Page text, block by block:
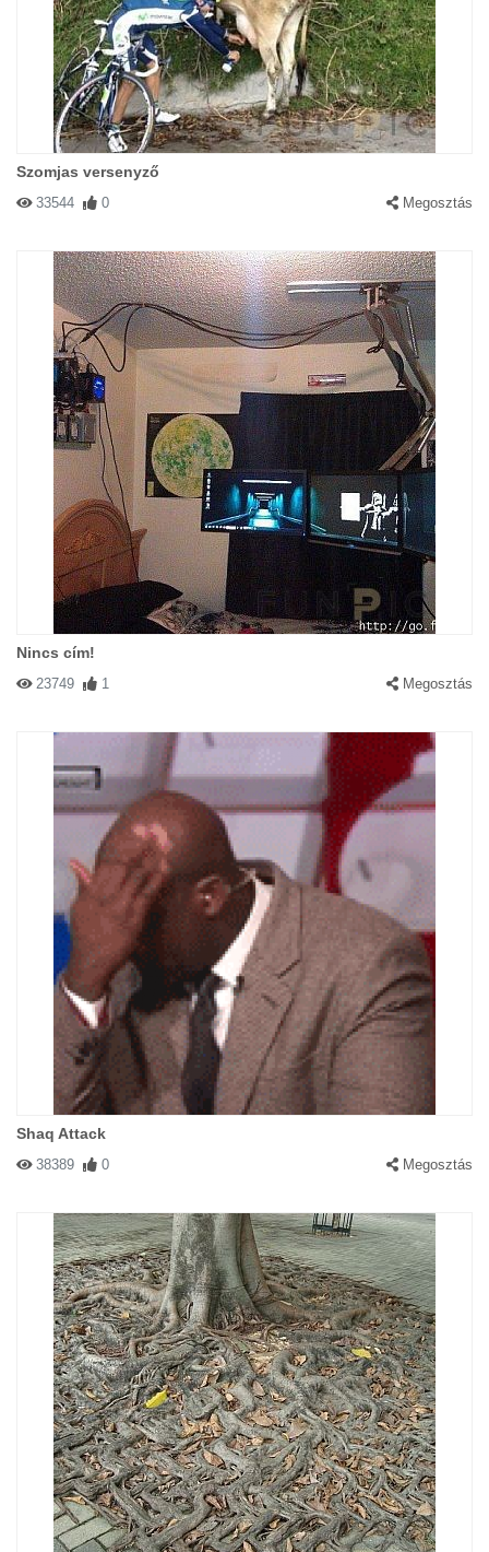
Szomjas versenyző
33544 0 Megosztás
Nincs cím!
23749 1 Megosztás
Shaq Attack
38389 0 Megosztás